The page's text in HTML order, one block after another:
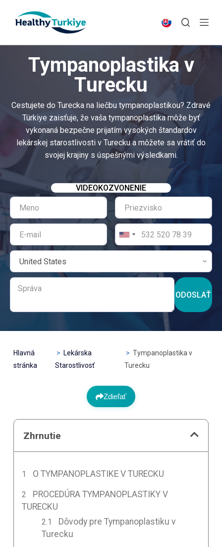
p
n
Tympanoplastika v
Turecku
Cestujete do Turecka na liečbu tympanoplastikou? Zdravé
Türkiye zaisťuje, že vaša tympanoplastika môže byť
vykonaná bezpečne prijatím vysokých štandardov
lekárskej starostlivosti v Turecku a môžete sa vrátiť do
svojej krajiny s úspešnými výsledkami.
VIDEOKOZVONENIE
ODOSLAŤ
Hlavná
stránka
Lekárska
Starostlivosť
Tympanoplastika v
Turecku
Zdieľať
Zhrnutie
O TYMPANOPLASTIKE V TURECKU
PROCEDÚRA TYMPANOPLASTIKY V
TURECKU
Dôvody pre Tympanoplastiku v
Turecku